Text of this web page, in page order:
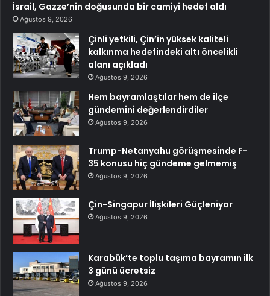
İsrail, Gazze’nin doğusunda bir camiyi hedef aldı
Ağustos 9, 2026
Çinli yetkili, Çin’in yüksek kaliteli
kalkınma hedefindeki altı öncelikli
alanı açıkladı
Ağustos 9, 2026
Hem bayramlaştılar hem de ilçe
gündemini değerlendirdiler
Ağustos 9, 2026
Trump-Netanyahu görüşmesinde F-
35 konusu hiç gündeme gelmemiş
Ağustos 9, 2026
Çin-Singapur İlişkileri Güçleniyor
Ağustos 9, 2026
Karabük’te toplu taşıma bayramın ilk
3 günü ücretsiz
Ağustos 9, 2026